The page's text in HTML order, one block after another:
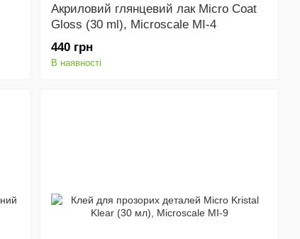
Акриловий глянцевий лак Micro Coat
Gloss (30 ml), Microscale MI-4
440 грн
В наявності